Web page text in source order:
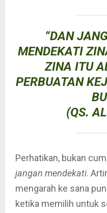
“DAN
MENDEKATI
ZINA ITU
PERBUATAN
(QS.
Perhatikan, bukan
jangan mendekati.
mengarah ke sana
ketika memilih untuk